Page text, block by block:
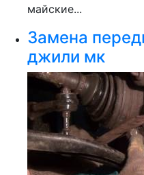
майские...
Замена
джили мк